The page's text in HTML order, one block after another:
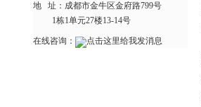
地 址： 成都市金牛区金府路799号
1栋1单元27楼13-14号
在线咨询：